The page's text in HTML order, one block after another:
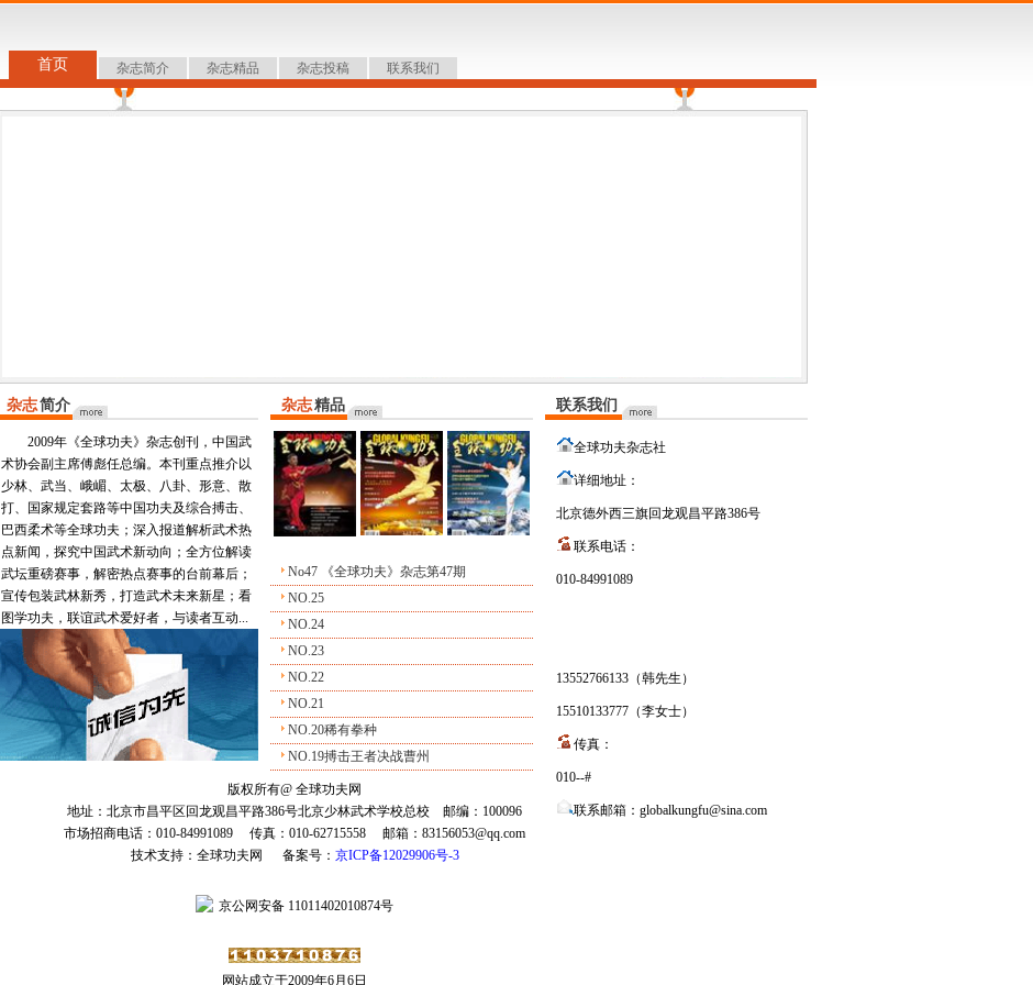
首页 杂志简介 杂志精品 杂志投稿 联系我们
杂志简介
2009年《全球功夫》杂志创刊，中国武
术协会副主席傅彪任总编。本刊重点推介以
少林、武当、峨嵋、太极、八卦、形意、散
打、国家规定套路等中国功夫及综合搏击、
巴西柔术等全球功夫；深入报道解析武术热
点新闻，探究中国武术新动向；全方位解读
武坛重磅赛事，解密热点赛事的台前幕后；
宣传包装武林新秀，打造武术未来新星；看
图学功夫，联谊武术爱好者，与读者互动...
杂志精品
No47 《全球功夫》杂志第47期
NO.25
NO.24
NO.23
NO.22
NO.21
NO.20稀有拳种
NO.19搏击王者决战曹州
联系我们
全球功夫杂志社
详细地址：
北京德外西三旗回龙观昌平路386号
联系电话：
010-84991089
13552766133（韩先生）
15510133777（李女士）
传真：
010--#
联系邮箱：globalkungfu@sina.com
版权所有@ 全球功夫网
地址：北京市昌平区回龙观昌平路386号北京少林武术学校总校 邮编：100096
市场招商电话：010-84991089 传真：010-62715558 邮箱：83156053@qq.com
技术支持：全球功夫网 备案号： 京ICP备12029906号-3
京公网安备 11011402010874号
网站成立于2009年6月6日